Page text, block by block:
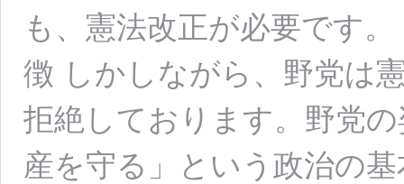
も、憲法改正が必要です
徴 しかしながら、野党は
拒絶しております。野党
産を守る」という政治の